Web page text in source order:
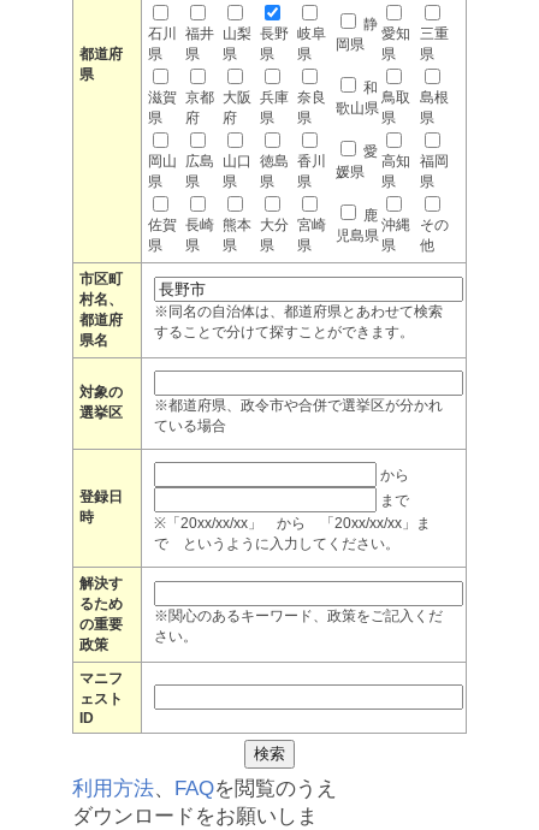
都道府
県
石川
県
福井
県
山梨
県
長野
県
岐阜
県
静
岡県
愛知
県
三重
県
滋賀
県
京都
府
大阪
府
兵庫
県
奈良
県
和
歌山県
鳥取
県
島根
県
岡山
県
広島
県
山口
県
徳島
県
香川
県
愛
媛県
高知
県
福岡
県
佐賀
県
長崎
県
熊本
県
大分
県
宮崎
県
鹿
児島県
沖縄
県
その
他
市区町
村名、
都道府
県名
※同名の自治体は、都道府県とあわせて検索
することで分けて探すことができます。
対象の
選挙区
※都道府県、政令市や合併で選挙区が分かれ
ている場合
登録日
時
から
まで
※「20xx/xx/xx」 から 「20xx/xx/xx」ま
で というように入力してください。
解決す
るため
の重要
政策
※関心のあるキーワード、政策をご記入くだ
さい。
マニフ
ェスト
ID
利用方法、 FAQを閲覧のうえ
ダウンロードをお願いしま